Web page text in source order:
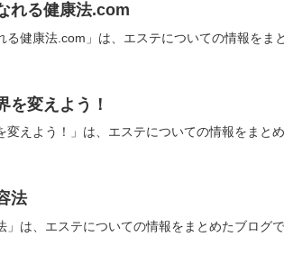
れる健康法.com
る健康法.com」は、エステについての情報を
を変えよう！
変えよう！」は、エステについての情報をまと
法
」は、エステについての情報をまとめたブログ